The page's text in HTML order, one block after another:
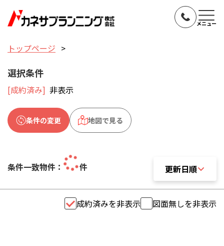
メニュー
トップページ
選択条件
[成約済み] 非表示
条件の変更 地図で見る
条件一致物件： 件 更新日順
更新日順
成約済みを非表示 図面無しを非表示